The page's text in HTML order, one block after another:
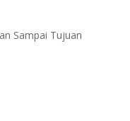
Sampai Tujuan